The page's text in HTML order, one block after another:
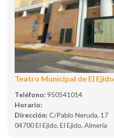
Teatro Municipal de El Ejido
Teléfono: 950541014
Horario:
Dirección: C/Pablo Neruda, 17
04700 El Ejido, El Ejido, Almería